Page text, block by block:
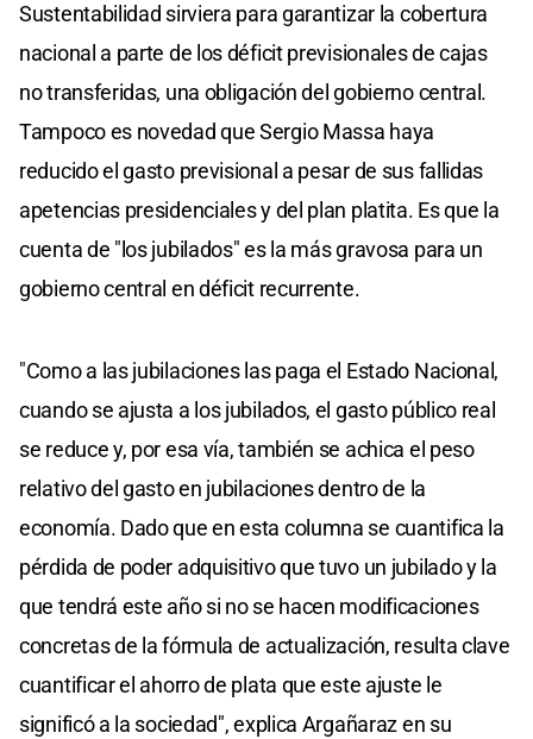
Sustentabilidad sirviera para garantizar la cobertura
nacional a parte de los déficit previsionales de cajas
no transferidas, una obligación del gobierno central.
Tampoco es novedad que Sergio Massa haya
reducido el gasto previsional a pesar de sus fallidas
apetencias presidenciales y del plan platita. Es que la
cuenta de "los jubilados" es la más gravosa para un
gobierno central en déficit recurrente.
"Como a las jubilaciones las paga el Estado Nacional,
cuando se ajusta a los jubilados, el gasto público real
se reduce y, por esa vía, también se achica el peso
relativo del gasto en jubilaciones dentro de la
economía. Dado que en esta columna se cuantifica la
pérdida de poder adquisitivo que tuvo un jubilado y la
que tendrá este año si no se hacen modificaciones
concretas de la fórmula de actualización, resulta clave
cuantificar el ahorro de plata que este ajuste le
significó a la sociedad", explica Argañaraz en su